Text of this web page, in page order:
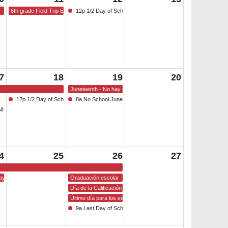
6th grade Field Trip Enchanted Forest
12p 1/2 Day of School
18
12p 1/2 Day of School
19
Juneteenth - No hay clases
8a No School Juneteenth
20
25 26
Graduación escolar
Día de la Calificación de Regentes
Último día para los estudiantes
9a Last Day of School
27